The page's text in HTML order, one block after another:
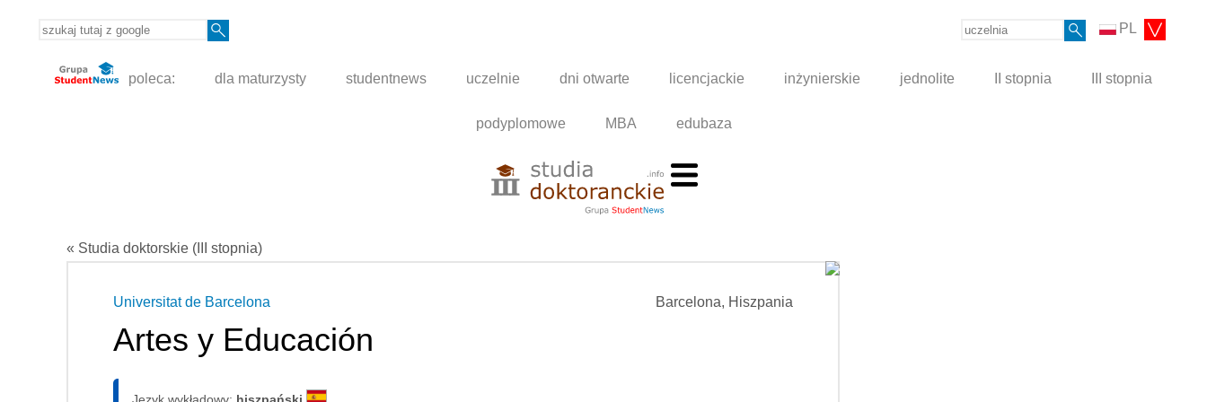
PL
poleca: dla maturzysty studentnews uczelnie dni otwarte licencjackie inżynierskie jednolite II stopnia III stopnia
podyplomowe MBA edubaza
« Studia doktorskie (III stopnia)
Barcelona, Hiszpania
Universitat de Barcelona
Artes y Educación
Język wykładowy: hiszpański